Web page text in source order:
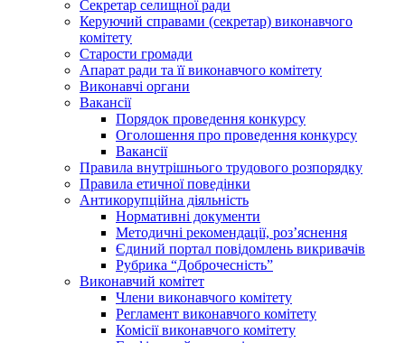
Секретар селищної ради
Керуючий справами (секретар) виконавчого
комітету
Старости громади
Апарат ради та її виконавчого комітету
Виконавчі органи
Вакансії
Порядок проведення конкурсу
Оголошення про проведення конкурсу
Вакансії
Правила внутрішнього трудового розпорядку
Правила етичної поведінки
Антикорупційна діяльність
Нормативні документи
Методичні рекомендації, роз’яснення
Єдиний портал повідомлень викривачів
Рубрика “Доброчесність”
Виконавчий комітет
Члени виконавчого комітету
Регламент виконавчого комітету
Комісії виконавчого комітету